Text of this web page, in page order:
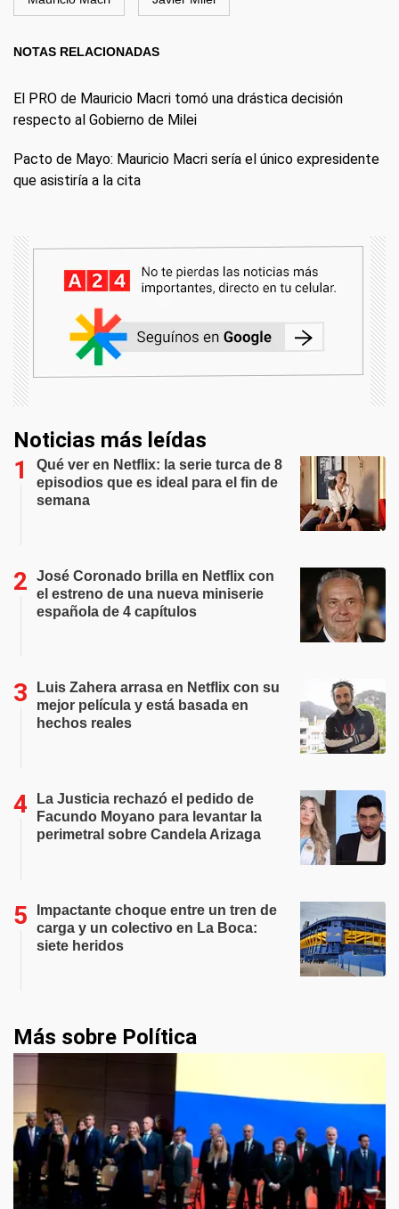
NOTAS RELACIONADAS
El PRO de Mauricio Macri tomó una drástica decisión
respecto al Gobierno de Milei
Pacto de Mayo: Mauricio Macri sería el único expresidente
que asistiría a la cita
Noticias más leídas
Qué ver en Netflix: la serie turca de 8
episodios que es ideal para el fin de
semana
José Coronado brilla en Netflix con
el estreno de una nueva miniserie
española de 4 capítulos
Luis Zahera arrasa en Netflix con su
mejor película y está basada en
hechos reales
La Justicia rechazó el pedido de
Facundo Moyano para levantar la
perimetral sobre Candela Arizaga
Impactante choque entre un tren de
carga y un colectivo en La Boca:
siete heridos
Más sobre Política